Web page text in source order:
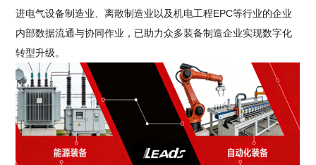
进电气设备制造业、离散制造业以及机电工程EPC等行业的企业
内部数据流通与协同作业，已助力众多装备制造企业实现数字化
转型升级。